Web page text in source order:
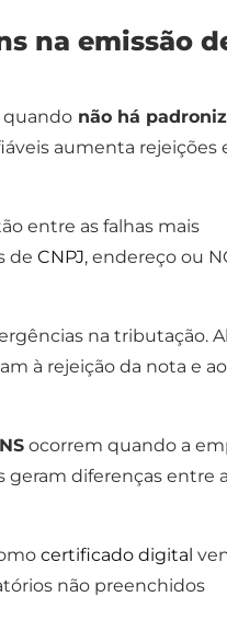
na emissão
quando não há
aumenta rejeições
entre as falhas mais
de CNPJ, endereço ou
na tributação.
à rejeição da nota e
ocorrem quando a
geram diferenças entre
certificado digital
não preenchidos